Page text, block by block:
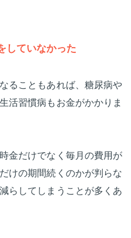
していなかった
ることもあれば、糖尿病や
活習慣病もお金がかかりま
金だけでなく毎月の費用が
けの期間続くのかが判らな
らしてしまうことが多くあ